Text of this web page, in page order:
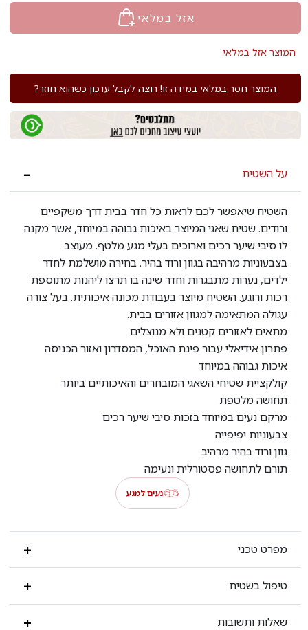
אזל במלאי
המוצר אזל במלאי
המוצר חסר במלאי במידה זו! רוצה לקבל עדכון כשהוא חוזר?
על השטיח
השטיח שיאפשר לכם לראות כל חדר בבית דרך משקפיים
ורודים. שטיח שאגי המיוצר באיכות גבוהה במיוחד, אשר מקנה
לו סיבי שיער רכים וארוכים בעלי מגע מלטף. מעוצב
בצבעוניות מרהיבה בגוון ורוד בהיר. בחירה מושלמת לחדר
ילדים, נערות מתבגרות וחדר שינה בו תרצו ליהנות מתוספת
רכות ורוגע. השטיח מיוצר בעבודת מכונה איכותית. בעל צורה
עגולה המתאימה למגוון אזורים בבית.
מתאים לאזורים קטנים ולא מנוצלים
פתרון אידיאלי עבור פינת האוכל, המסדרון ואזור הכניסה
איכות גבוהה במיוחד
קולקציית שטיחי השאגי המובחרים והאיכותיים ביותר
תחושה מלטפת
מרקם נעים במיוחד בזכות סיבי שיער רכים
צבעוניות יפיפייה
גוון ורוד בהיר מרהיב
תורם לתחושה פסטורלית ונעימה
נעים למגע
מפרט טכני
טיפול בשטיח
שאלות ותשובות